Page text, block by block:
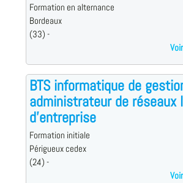
Formation en alternance
Bordeaux
(33) -
BTS informatique de
administrateur de réseaux
d'entreprise
Formation initiale
Périgueux cedex
(24) -